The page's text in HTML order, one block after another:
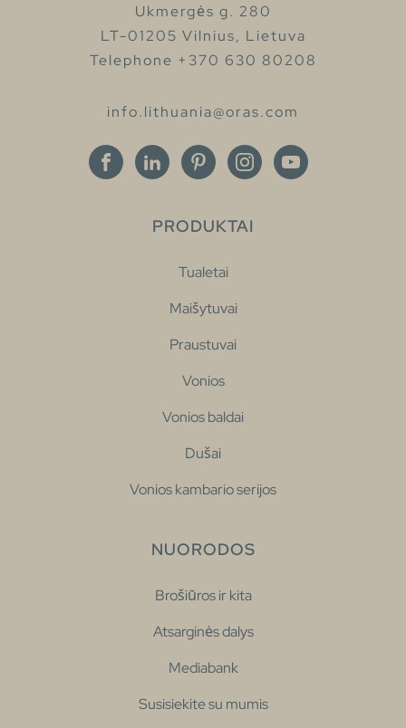
Ukmergės g. 280
LT-01205 Vilnius, Lietuva
Telephone +370 630 80208
info.lithuania@oras.com
PRODUKTAI
Tualetai
Maišytuvai
Praustuvai
Vonios
Vonios baldai
Dušai
Vonios kambario serijos
NUORODOS
Brošiūros ir kita
Atsarginės dalys
Mediabank
Susisiekite su mumis